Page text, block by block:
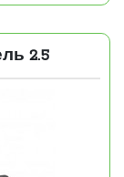
2.5